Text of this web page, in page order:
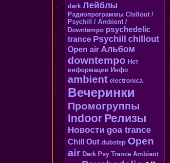
dark Лейблы
Радиопрограммы Chillout /
Psychill / Ambient /
Downtempo psychedelic
trance Psychill chillout
Open air Альбом
downtempo Нет
информации Инфо
ambient electronica
Вечеринки
Промогруппы
IndoorРелизы
Новости goa trance
Chill Out dubstep Open
air Dark Psy Trance Ambient